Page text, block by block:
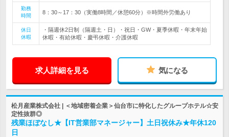
勤務
時間
8：30～17：30（実働8時間／休憩60分）※時間外労働あり
休日
休暇
・隔週休2日制（隔週土・日）・祝日・GW・夏季休暇・年末年始
休暇・有給休暇・慶弔休暇・介護休暇
求人詳細を見る 気になる
松月産業株式会社 | ＜地域密着企業＞仙台市に特化したグループホテル☆安
定性抜群◎
残業ほぼなし★【IT営業部マネージャー】土日祝休み★年休120
日